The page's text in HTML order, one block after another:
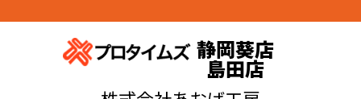
静岡葵店
島田店